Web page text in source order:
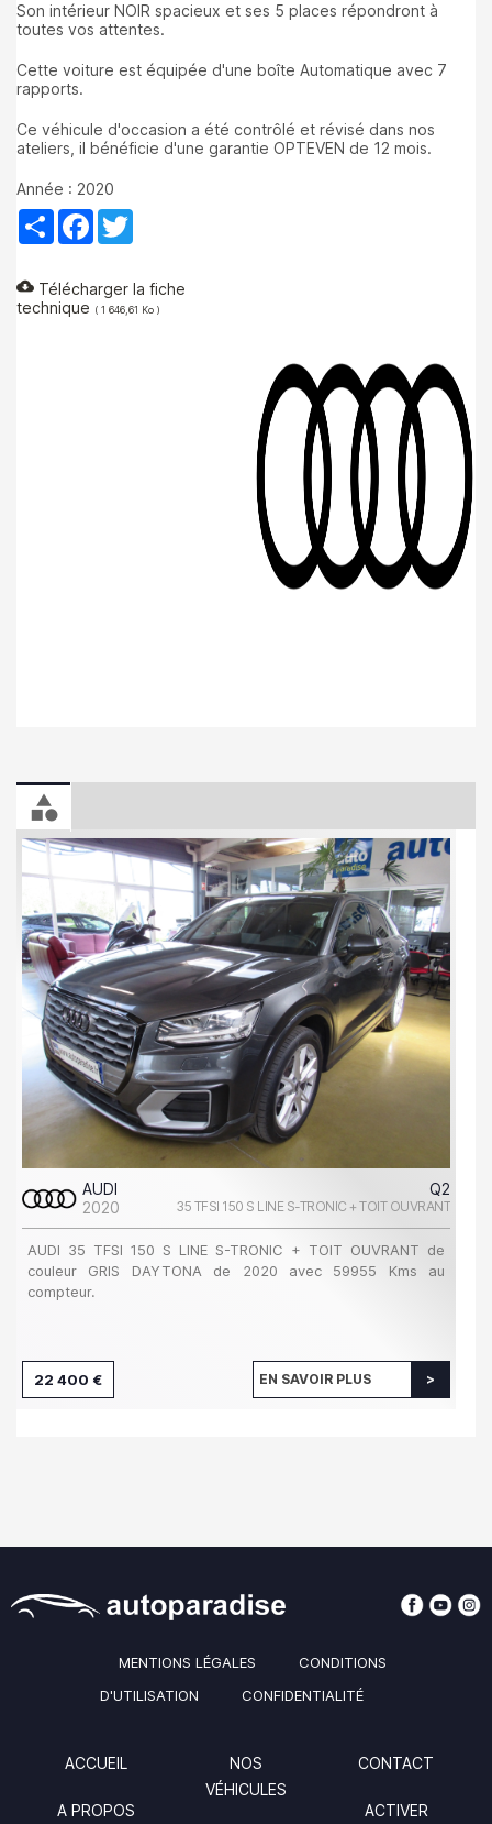
Son intérieur NOIR spacieux et ses 5 places répondront à
toutes vos attentes.
Cette voiture est équipée d'une boîte Automatique avec 7
rapports.
Ce véhicule d'occasion a été contrôlé et révisé dans nos
ateliers, il bénéficie d'une garantie OPTEVEN de 12 mois.
Année : 2020
PartagerFacebook
cloud_download Télécharger la fiche
technique ( 1 646,61 Ko )
AUDI
Q2
2020
35 TFSI 150 S LINE S-TRONIC + TOIT OUVRANT
AUDI 35 TFSI 150 S LINE S-TRONIC + TOIT OUVRANT de
couleur GRIS DAYTONA de 2020 avec 59955 Kms au
compteur.
22 400 € EN SAVOIR PLUS
MENTIONS LÉGALES
CONDITIONS
D'UTILISATION
CONFIDENTIALITÉ
ACCUEIL
A PROPOS
NOS
VÉHICULES
CONTACT
ACTIVER